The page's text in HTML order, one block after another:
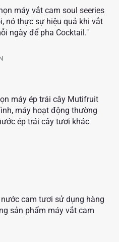
máy vắt cam soul seeries
nó thực sự hiệu quả khi vắt
ngày để pha Cocktail."
máy ép trái cây Mutifruit
máy hoạt động thường
ép trái cây tươi khác
cam tươi sử dụng hàng
sản phẩm máy vắt cam